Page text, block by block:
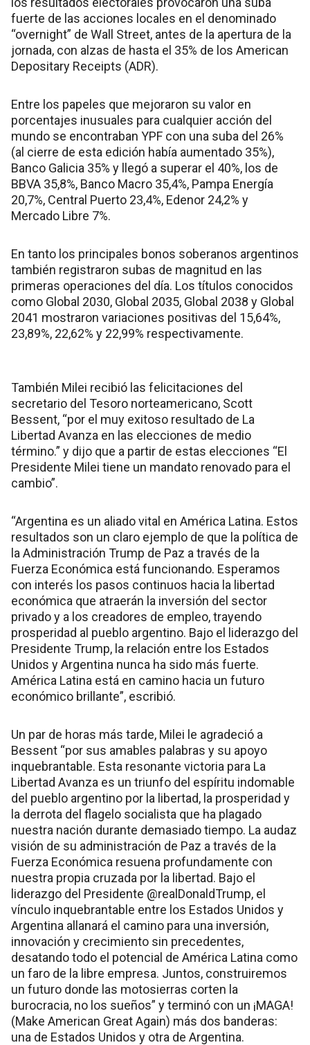
fuerte de las acciones locales en el denominado
“overnight” de Wall Street, antes de la apertura de la
jornada, con alzas de hasta el 35% de los American
Depositary Receipts (ADR).
Entre los papeles que mejoraron su valor en
porcentajes inusuales para cualquier acción del
mundo se encontraban YPF con una suba del 26%
(al cierre de esta edición había aumentado 35%),
Banco Galicia 35% y llegó a superar el 40%, los de
BBVA 35,8%, Banco Macro 35,4%, Pampa Energía
20,7%, Central Puerto 23,4%, Edenor 24,2% y
Mercado Libre 7%.
En tanto los principales bonos soberanos argentinos
también registraron subas de magnitud en las
primeras operaciones del día. Los títulos conocidos
como Global 2030, Global 2035, Global 2038 y Global
2041 mostraron variaciones positivas del 15,64%,
23,89%, 22,62% y 22,99% respectivamente.
También Milei recibió las felicitaciones del
secretario del Tesoro norteamericano, Scott
Bessent, “por el muy exitoso resultado de La
Libertad Avanza en las elecciones de medio
término.” y dijo que a partir de estas elecciones “El
Presidente Milei tiene un mandato renovado para el
cambio”.
“Argentina es un aliado vital en América Latina. Estos
resultados son un claro ejemplo de que la política de
la Administración Trump de Paz a través de la
Fuerza Económica está funcionando. Esperamos
con interés los pasos continuos hacia la libertad
económica que atraerán la inversión del sector
privado y a los creadores de empleo, trayendo
prosperidad al pueblo argentino. Bajo el liderazgo del
Presidente Trump, la relación entre los Estados
Unidos y Argentina nunca ha sido más fuerte.
América Latina está en camino hacia un futuro
económico brillante”, escribió.
Un par de horas más tarde, Milei le agradeció a
Bessent “por sus amables palabras y su apoyo
inquebrantable. Esta resonante victoria para La
Libertad Avanza es un triunfo del espíritu indomable
del pueblo argentino por la libertad, la prosperidad y
la derrota del flagelo socialista que ha plagado
nuestra nación durante demasiado tiempo. La audaz
visión de su administración de Paz a través de la
Fuerza Económica resuena profundamente con
nuestra propia cruzada por la libertad. Bajo el
liderazgo del Presidente @realDonaldTrump, el
vínculo inquebrantable entre los Estados Unidos y
Argentina allanará el camino para una inversión,
innovación y crecimiento sin precedentes,
desatando todo el potencial de América Latina como
un faro de la libre empresa. Juntos, construiremos
un futuro donde las motosierras corten la
burocracia, no los sueños” y terminó con un ¡MAGA!
(Make American Great Again) más dos banderas:
una de Estados Unidos y otra de Argentina.